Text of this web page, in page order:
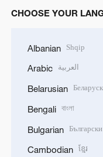
CHOOSE YOUR
Albanian Shqip
Arabic العربية
Belarusian
Bengali বাংলা
Bulgarian Български
Cambodian ខ្មែរ